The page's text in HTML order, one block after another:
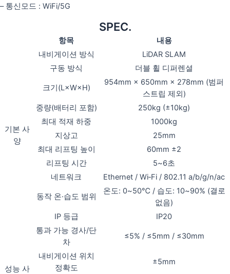
– 통신모드 : WiFi/5G
SPEC.
항목 내용
기본 사
양
내비게이션 방식
LiDAR SLAM
구동 방식
더블 휠 디퍼렌셜
크기(L×W×H)
954mm × 650mm × 278mm (범퍼
스트립 제외)
중량(배터리 포함)
250kg (±10kg)
최대 적재 하중
1000kg
지상고
25mm
최대 리프팅 높이
60mm ±2
리프팅 시간
5~6초
네트워크
Ethernet / Wi‑Fi / 802.11 a/b/g/n/ac
동작 온·습도 범위
온도: 0~50℃ / 습도: 10~90% (결로
없음)
IP 등급
IP20
성능 사
통과 가능 경사/단
차
≤5% / ≤5mm / ≤30mm
내비게이션 위치
정확도
±5mm